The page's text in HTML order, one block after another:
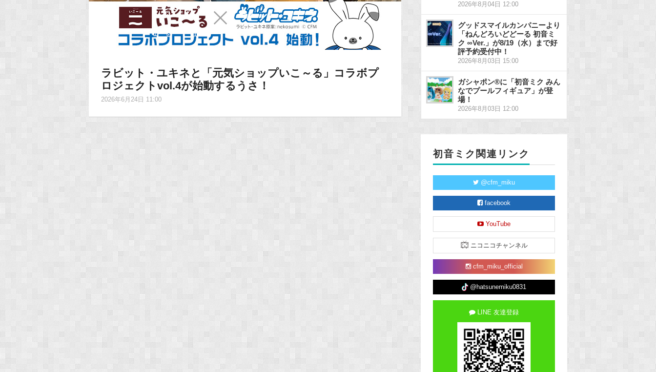
ラビット・ユキネと「元気ショップいこ～る」コラボプ
ロジェクトvol.4が始動するうさ！
2026年6月24日 11:00
2026年8月04日 12:00
グッドスマイルカンパニーより
「ねんどろいどどーる 初音ミ
ク ∞Ver.」が8/19（水）まで好
評予約受付中！
2026年8月03日 15:00
ガシャポン®に「初音ミク みん
なでプールフィギュア」が登
場！
2026年8月03日 12:00
初音ミク関連リンク
@cfm_miku
facebook
YouTube
ニコニコチャンネル
cfm_miku_official
@hatsunemiku0831
LINE 友達登録